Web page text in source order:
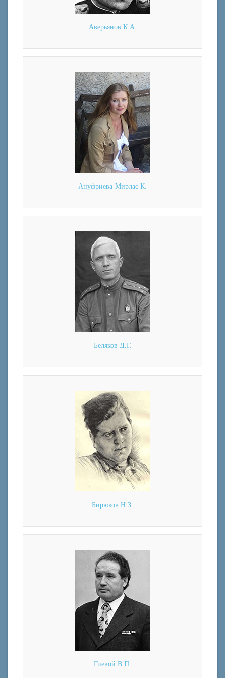
Аверьянов К.А.
Ануфриева-Мирлас К.
Беляков Д.Г.
Бирюков Н.З.
Гиевой В.П.